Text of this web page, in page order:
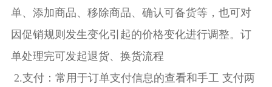
单、添加商品、移除商品、确认可备货等，也可对
因促销规则发生变化引起的价格变化进行调整。订
单处理完可发起退货、换货流程
2.支付：常用于订单支付信息的查看和手工 支付两